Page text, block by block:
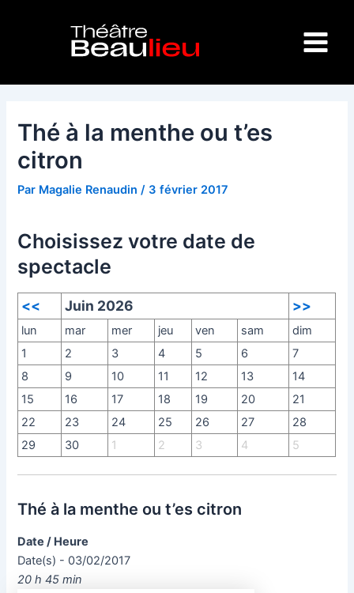
Menu
Thé à la menthe ou t’es
citron
Par Magalie Renaudin/ 3 février 2017
Choisissez votre date de
spectacle
<< Juin 2026 >>
lun mar mer jeu ven sam
dim
1
2 3 4 5 6
7
8
9 10 11 12 13
14
15
16 17 18 19 20
21
22
23 24 25 26 27
28
29
30 1 2 3 4 5
Thé à la menthe ou t’es citron
Date / Heure
Date(s) - 03/02/2017
20 h 45 min